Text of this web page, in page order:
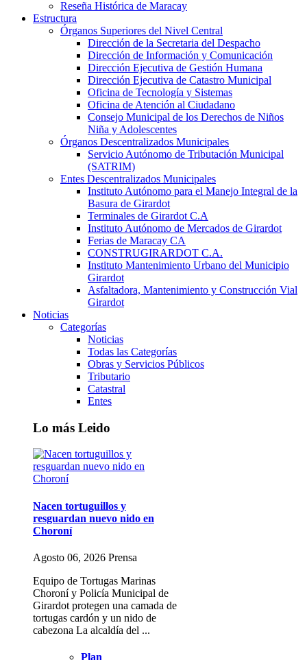
Reseña Histórica de Maracay
Estructura
Órganos Superiores del Nivel Central
Dirección de la Secretaria del Despacho
Dirección de Información y Comunicación
Dirección Ejecutiva de Gestión Humana
Dirección Ejecutiva de Catastro Municipal
Oficina de Tecnología y Sistemas
Oficina de Atención al Ciudadano
Consejo Municipal de los Derechos de Niños
Niña y Adolescentes
Órganos Descentralizados Municipales
Servicio Autónomo de Tributación Municipal
(SATRIM)
Entes Descentralizados Municipales
Instituto Autónomo para el Manejo Integral de la
Basura de Girardot
Terminales de Girardot C.A
Instituto Autónomo de Mercados de Girardot
Ferias de Maracay CA
CONSTRUGIRARDOT C.A.
Instituto Mantenimiento Urbano del Municipio
Girardot
Asfaltadora, Mantenimiento y Construcción Vial
Girardot
Noticias
Categorías
Noticias
Todas las Categorías
Obras y Servicios Públicos
Tributario
Catastral
Entes
Lo más Leido
Nacen tortuguillos y
resguardan nuevo nido en
Choroní
Agosto 06, 2026 Prensa
Equipo de Tortugas Marinas
Choroní y Policía Municipal de
Girardot protegen una camada de
tortugas cardón y un nido de
cabezona La alcaldía del ...
Plan